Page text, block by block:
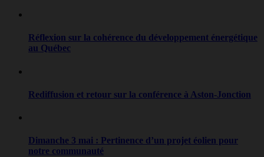
Réflexion sur la cohérence du développement énergétique
au Québec
Rediffusion et retour sur la conférence à Aston-Jonction
Dimanche 3 mai : Pertinence d’un projet éolien pour
notre communauté